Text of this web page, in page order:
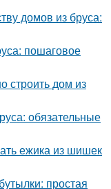
домов из бруса:
пошаговое
строить дом из
обязательные
ежика из шишек
простая